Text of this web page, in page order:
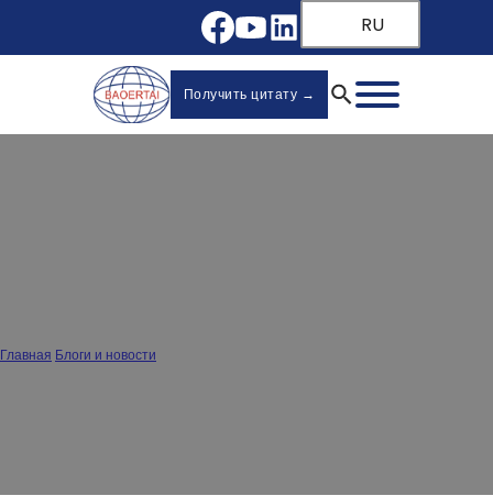
RU
Получить цитату →
Главная Блоги и новости